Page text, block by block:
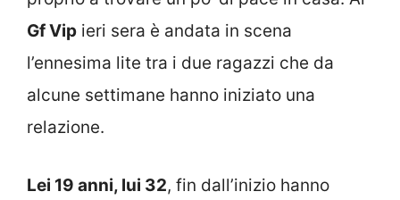
Gf Vip ieri sera è andata in scena
l’ennesima lite tra i due ragazzi che da
alcune settimane hanno iniziato una
relazione.
Lei 19 anni, lui 32, fin dall’inizio hanno